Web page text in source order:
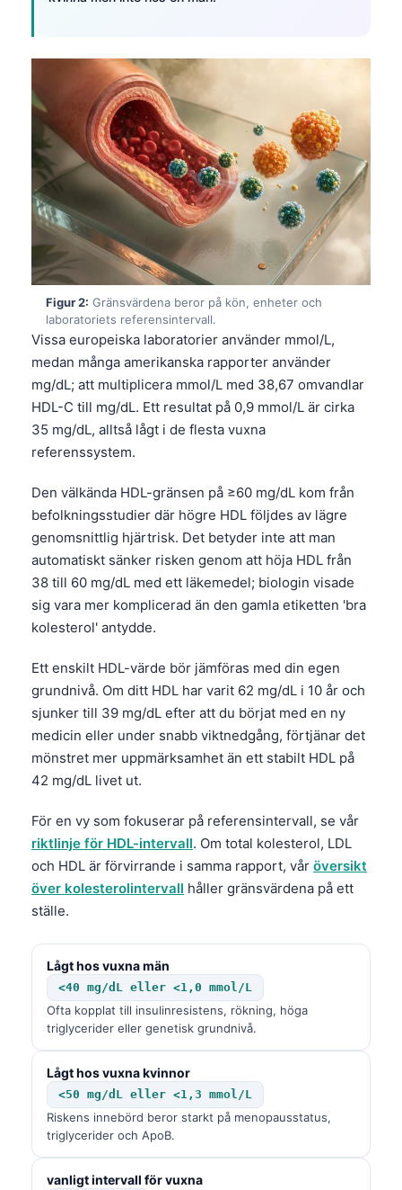
Figur 2: Gränsvärdena beror på kön, enheter och
laboratoriets referensintervall.
Vissa europeiska laboratorier använder mmol/L,
medan många amerikanska rapporter använder
mg/dL; att multiplicera mmol/L med 38,67 omvandlar
HDL-C till mg/dL. Ett resultat på 0,9 mmol/L är cirka
35 mg/dL, alltså lågt i de flesta vuxna
referenssystem.
Den välkända HDL-gränsen på ≥60 mg/dL kom från
befolkningsstudier där högre HDL följdes av lägre
genomsnittlig hjärtrisk. Det betyder inte att man
automatiskt sänker risken genom att höja HDL från
38 till 60 mg/dL med ett läkemedel; biologin visade
sig vara mer komplicerad än den gamla etiketten 'bra
kolesterol' antydde.
Ett enskilt HDL-värde bör jämföras med din egen
grundnivå. Om ditt HDL har varit 62 mg/dL i 10 år och
sjunker till 39 mg/dL efter att du börjat med en ny
medicin eller under snabb viktnedgång, förtjänar det
mönstret mer uppmärksamhet än ett stabilt HDL på
42 mg/dL livet ut.
För en vy som fokuserar på referensintervall, se vår
riktlinje för HDL-intervall. Om total kolesterol, LDL
och HDL är förvirrande i samma rapport, vår översikt
över kolesterolintervall håller gränsvärdena på ett
ställe.
Lågt hos vuxna män
<40 mg/dL eller <1,0 mmol/L
Ofta kopplat till insulinresistens, rökning, höga
triglycerider eller genetisk grundnivå.
Lågt hos vuxna kvinnor
<50 mg/dL eller <1,3 mmol/L
Riskens innebörd beror starkt på menopausstatus,
triglycerider och ApoB.
vanligt intervall för vuxna